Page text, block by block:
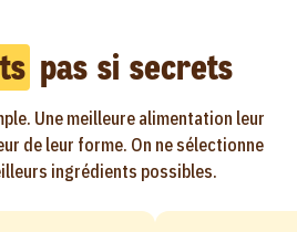
pas si secrets
Une meilleure alimentation leur
de leur forme. On ne sélectionne
ingrédients possibles.